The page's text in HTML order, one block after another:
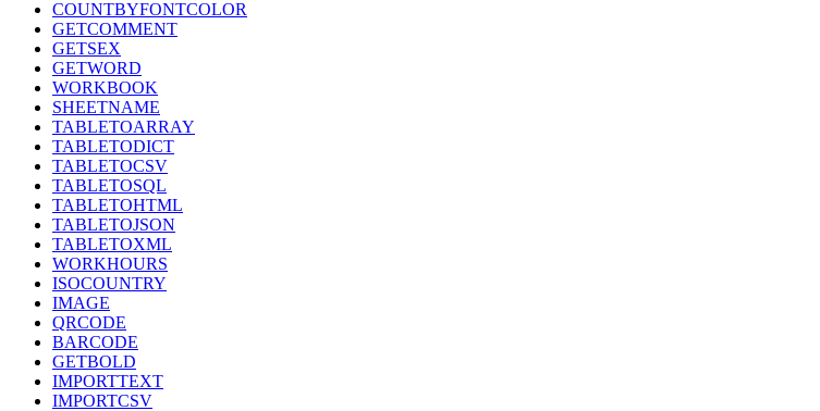
COUNTBYFONTCOLOR
GETCOMMENT
GETSEX
GETWORD
WORKBOOK
SHEETNAME
TABLETOARRAY
TABLETODICT
TABLETOCSV
TABLETOSQL
TABLETOHTML
TABLETOJSON
TABLETOXML
WORKHOURS
ISOCOUNTRY
IMAGE
QRCODE
BARCODE
GETBOLD
IMPORTTEXT
IMPORTCSV